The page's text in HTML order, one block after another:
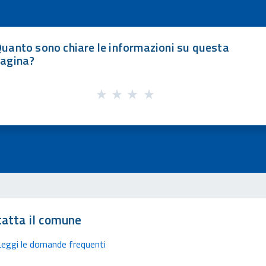
sono chiare le informazioni su questa
il comune
le domande frequenti